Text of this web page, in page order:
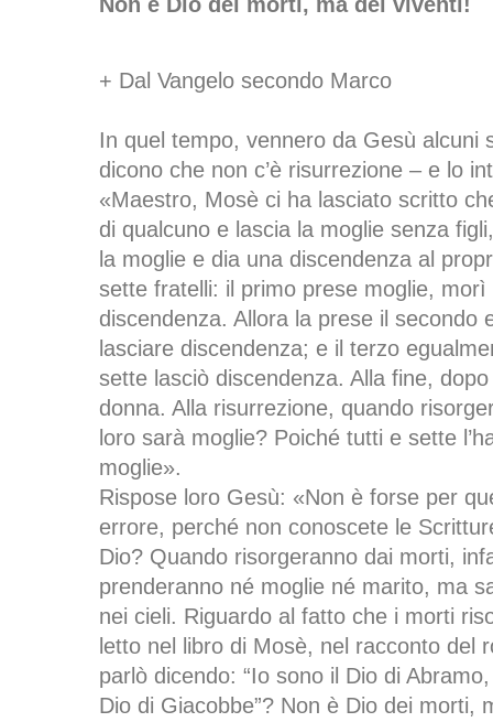
+ Dal Vangelo secondo Marco
In quel tempo, vennero da Gesù alcuni
dicono che non c’è risurrezione – e lo
«Maestro, Mosè ci ha lasciato scritto
di qualcuno e lascia la moglie senza
la moglie e dia una discendenza al
sette fratelli: il primo prese moglie, morì
discendenza. Allora la prese il secondo
lasciare discendenza; e il terzo
sette lasciò discendenza. Alla fine,
donna. Alla risurrezione, quando
loro sarà moglie? Poiché tutti e sette
moglie».
Rispose loro Gesù: «Non è forse per
errore, perché non conoscete le
Dio? Quando risorgeranno dai morti,
prenderanno né moglie né marito, ma
nei cieli. Riguardo al fatto che i morti
letto nel libro di Mosè, nel racconto del
parlò dicendo: “Io sono il Dio di
Dio di Giacobbe”? Non è Dio dei morti,